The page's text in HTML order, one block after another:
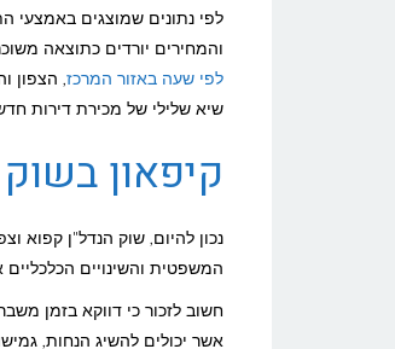
והמחירים יורדים כתוצאה
לפי שעה באזור המרכז
שיא שלילי של מכירת דירות
קיפאון בשוק
נכון להיום, שוק הנדל"ן קפוא
המשפטית והשינויים
חשוב לזכור כי דווקא בזמן
אשר יכולים להשיג הנחות,